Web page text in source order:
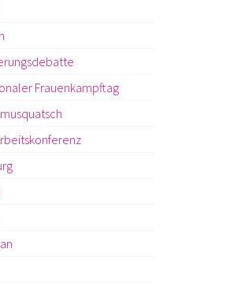
Frauenkampftag